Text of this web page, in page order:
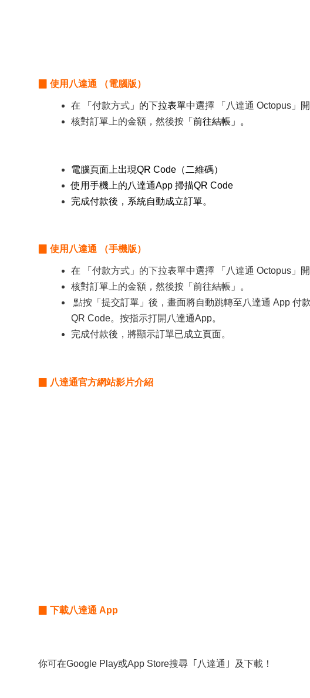
▉ 使用八達通 （電腦版）
在 「 付款方式 」的下拉表單中選擇 「八達通 Octopus」開
核對訂單上的金額，然後按 「前往結帳」。
電腦頁面上出現QR Code（二維碼）
使用手機上的八達通App 掃描QR Code
完成付款後，系統自動成立訂單。
▉ 使用八達通 （手機版）
在 「付款方式」的下拉表單中選擇 「八達通 Octopus」開
核對訂單上的金額，然後按「前往結帳」。
點按「提交訂單」後，畫面將自動跳轉至八達通 App 付
QR Code。按指示打開八達通App。
完成付款後，將顯示訂單已成立頁面。
▉ 八達通官方網站影片介紹
▉ 下載八達通 App
你可在Google Play或App Store搜尋 ｢八達通｣ 及下載！